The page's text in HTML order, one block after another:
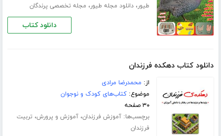
طیور،دانلود مجله طیور، مجله تخصصی پرندگان
دانلود کتاب
دانلود کتاب دهکده فرزندان
از: محمدرضا مرادی
موضوع:کتاب‌های کودک و نوجوان
۳۰ صفحه
برچسب‌ها:آموزش فرزندان،آموزش و پرورش، تربیت
فرزندان